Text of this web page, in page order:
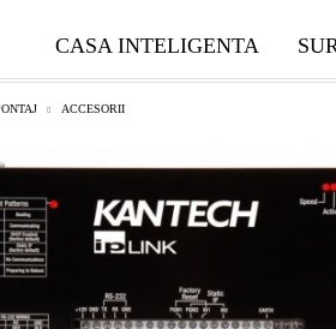
CASA INTELIGENTA
ACCESORII